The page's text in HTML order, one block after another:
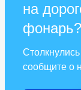
на
фонарь?
сообщите о